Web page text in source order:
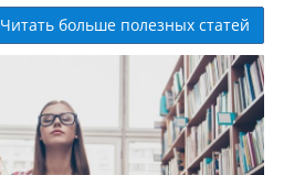
Читать больше полезных статей